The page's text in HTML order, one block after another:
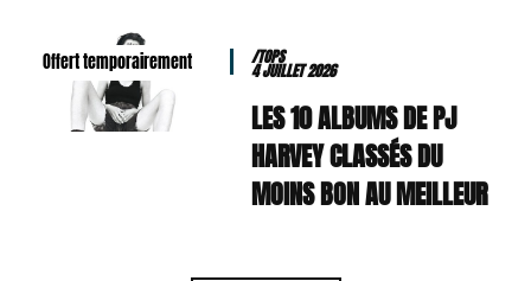
Offert temporairement /TOPS
4 JUILLET 2026
LES 10 ALBUMS DE PJ
HARVEY CLASSÉS DU
MOINS BON AU MEILLEUR